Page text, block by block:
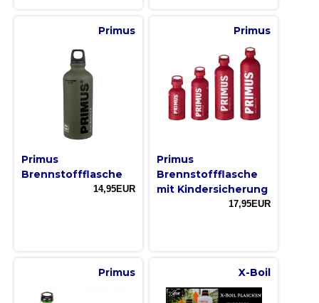
Primus
Primus
Brennstoffflasche
14,95EUR
Primus
Primus
Brennstoffflasche
mit Kindersicherung
17,95EUR
Primus X-Boil